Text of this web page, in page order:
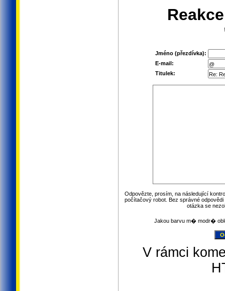
Jméno (přezdívka):
E-mail:
Titulek:
Odpovězte, prosím, na následující
počítačový robot. Bez správné
otázka se
Jakou barvu m� modr�
V rámci